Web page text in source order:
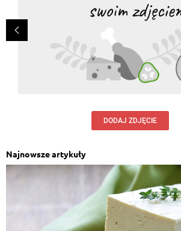
DODAJ ZDJĘCIE
Najnowsze artykuły